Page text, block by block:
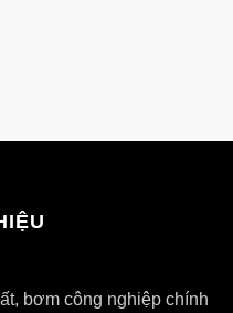
bơm công nghiệp chính